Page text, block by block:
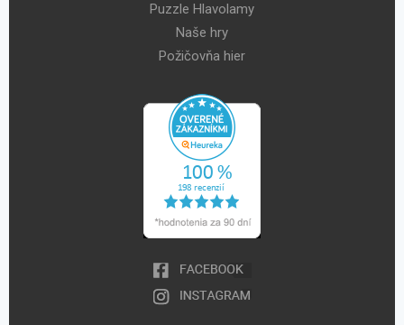
Puzzle Hlavolamy
Naše hry
Požičovňa hier